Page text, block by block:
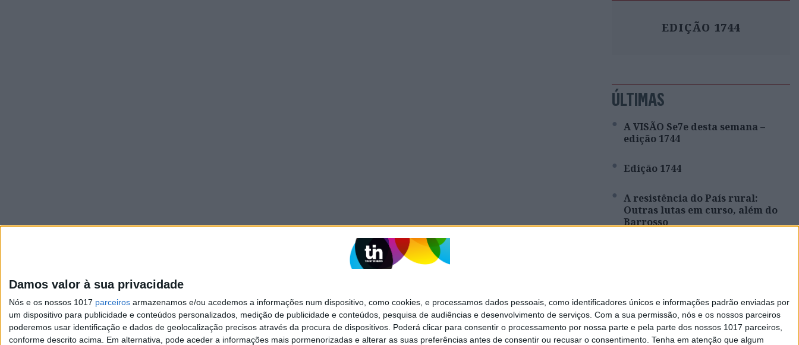
Damos valor à sua privacidade
Nós e os nossos 1017 parceiros armazenamos e/ou acedemos a informações num dispositivo, como cookies, e processamos dados pessoais, como identificadores únicos e informações padrão enviadas por
um dispositivo para publicidade e conteúdos personalizados, medição de publicidade e conteúdos, pesquisa de audiências e desenvolvimento de serviços. Com a sua permissão, nós e os nossos parceiros
poderemos usar identificação e dados de geolocalização precisos através da procura de dispositivos. Poderá clicar para consentir o processamento por nossa parte e pela parte dos nossos 1017 parceiros,
conforme descrito acima. Em alternativa, pode aceder a informações mais pormenorizadas e alterar as suas preferências antes de consentir ou recusar o consentimento. Tenha em atenção que algum
EDIÇÃO 1744
ÚLTIMAS
A VISÃO Se7e desta semana –
edição 1744
Edição 1744
A resistência do País rural:
Outras lutas em curso, além do
Barrosso
Rui Tavares Guedes